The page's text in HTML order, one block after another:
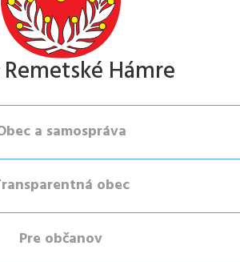
Hámre
a samospráva
obec
Pre občanov